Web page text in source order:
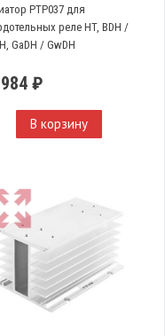
PTP037 для
реле HT, BDH /
GaDH / GwDH
₽
В корзину